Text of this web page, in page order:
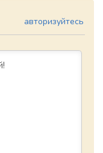
авторизуйтесь